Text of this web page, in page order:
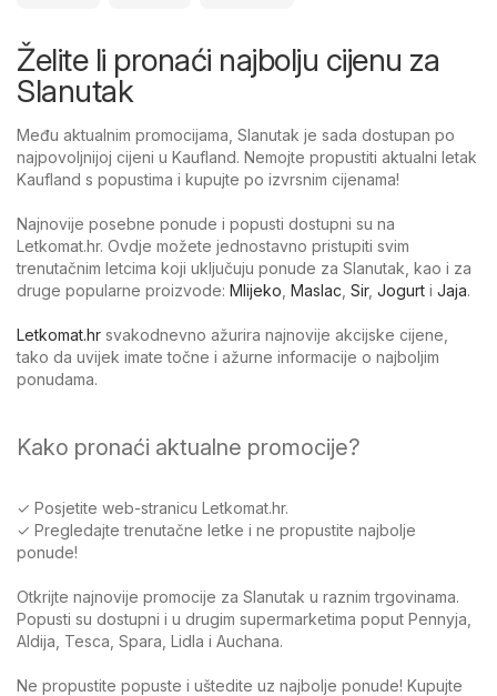
Želite li pronaći najbolju cijenu za
Slanutak
Među aktualnim promocijama, Slanutak je sada dostupan po
najpovoljnijoj cijeni u Kaufland. Nemojte propustiti aktualni letak
Kaufland s popustima i kupujte po izvrsnim cijenama!
Najnovije posebne ponude i popusti dostupni su na
Letkomat.hr. Ovdje možete jednostavno pristupiti svim
trenutačnim letcima koji uključuju ponude za Slanutak, kao i za
druge popularne proizvode: Mlijeko Maslac Sir, Jogurt i Jaja.
Letkomat.hr svakodnevno ažurira najnovije akcijske cijene,
tako da uvijek imate točne i ažurne informacije o najboljim
ponudama.
Kako pronaći aktualne promocije?
✓ Posjetite web-stranicu Letkomat.hr.
✓ Pregledajte trenutačne letke i ne propustite najbolje
ponude!
Otkrijte najnovije promocije za Slanutak u raznim trgovinama.
Popusti su dostupni i u drugim supermarketima poput Pennyja,
Aldija, Tesca, Spara, Lidla i Auchana.
Ne propustite popuste i uštedite uz najbolje ponude! Kupujte